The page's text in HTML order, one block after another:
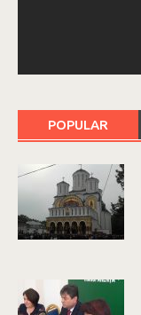
POPULAR